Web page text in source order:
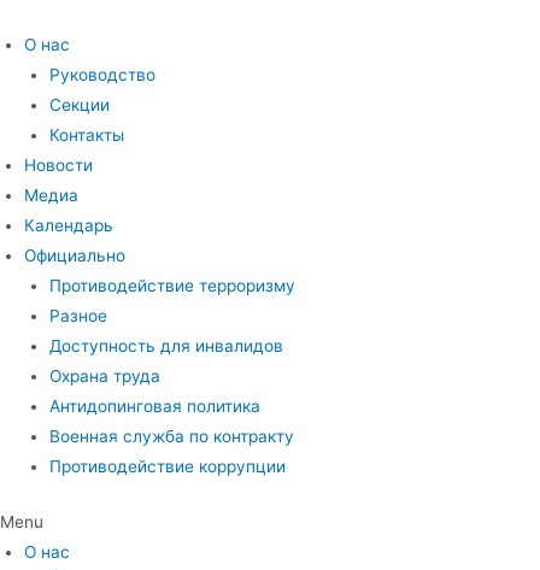
к
содержимому
О нас
Руководство
Секции
Контакты
Новости
Медиа
Календарь
Официально
Противодействие терроризму
Разное
Доступность для инвалидов
Охрана труда
Антидопинговая политика
Военная служба по контракту
Противодействие коррупции
Menu
О нас